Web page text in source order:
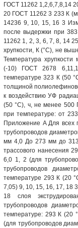
ГОСТ 11262 1,2,6,7,8,14
20 ГОСТ 11262 3 233 К
14236 9, 10, 15, 16 3
после выдержки при
11262 1, 2, 3, 6, 7, 8, 14
хрупкости, К (°С), не
Температура
(-10) ГОСТ 2678
температуре 323 К (50
толщиной
к воздействию УФ
(50 °С), ч, не менее 500
при температуре: от
Приложение A Для всех
трубопроводов
мм 4,0 До 273 мм до
трассового нанесения
6,0 1, 2 (для
трубопроводов
температуре 293 К (20
7,05) 9, 10, 15, 16, 17, 18
18 слоя
трубопроводов
температуре: 293 К
(для трубопроводов